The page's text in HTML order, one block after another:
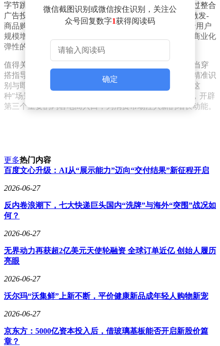
字节跳动旗下的分发体系在此过程中发挥关键作用。通过整合
广告投放与电商转化资源，平台构建起"内容曝光-兴趣激发-
商品购买"的完整闭环。这种转化路径的优化不仅取决于用户
规模增长，更依赖于单用户消费价值的深度挖掘，形成商业化
弹性的双重引擎。
值得关注的是，AI短剧正在重塑内容电商的生态格局。当穿
搭指导、美妆教程、家居展示等场景通过技术手段实现精准识
别与即时转化，其商业价值已超越传统时长付费模式。这
种"场景变现"的新范式，有望在短视频与直播带货之后，开辟
第三个重要的内容电商入口，为消费市场注入新的增长动能。
微信截图识别或微信按住识别，关注公
众号回复数字1获得阅读码
确定
更多热门内容
百度文心升级：AI从“展示能力”迈向“交付结果”新征程开启
2026-06-27
反内卷浪潮下，七大快递巨头国内“洗牌”与海外“突围”战况如
何？
2026-06-27
无界动力再获超2亿美元天使轮融资 全球订单近亿 创始人履历
亮眼
2026-06-27
沃尔玛“沃集鲜”上新不断，平价健康新品成年轻人购物新宠
2026-06-27
京东方：5000亿资本投入后，借玻璃基板能否开启新股价篇
章？